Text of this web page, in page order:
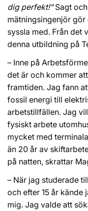
dig perfekt!”Sagt
mätningsingenjör
syssla med. Från det
denna utbildning på
– Inne på
det är och kommer
framtiden. Jag fann
fossil energi till
arbetstillfällen. Jag
fysiskt arbete
mycket med
än 20 år av
på natten, skrattar
– När jag studerade
och efter 15 år kände
mig. Jag valde att